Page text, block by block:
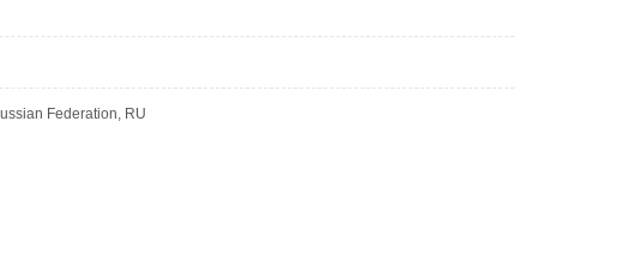
Federation, RU